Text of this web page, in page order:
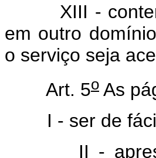
XIII -
em outro
o serviço seja
Art. 5o As
I - ser de fácil
II -